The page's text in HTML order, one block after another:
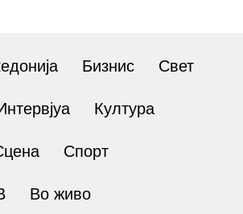
Бизнис Свет
Култура
Спорт
Во живо